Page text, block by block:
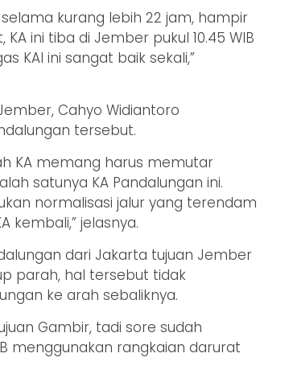
kurang lebih 22 jam, hampir
ini tiba di Jember pukul 10.45 WIB
KAI ini sangat baik sekali,”
Cahyo Widiantoro
tersebut.
KA memang harus memutar
satunya KA Pandalungan ini.
normalisasi jalur yang terendam
kembali,” jelasnya.
dari Jakarta tujuan Jember
parah, hal tersebut tidak
ke arah sebaliknya.
Gambir, tadi sore sudah
menggunakan rangkaian darurat